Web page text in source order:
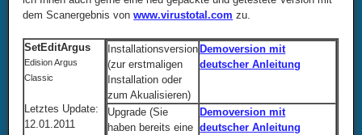
dem Scanergebnis vonwww.virustotal.com zu.
SetEditArgus
Edision Argus
Classic
Letztes Update:
12.01.2011
Installationsversion
(zur erstmaligen
Installation oder
zum Akualisieren)
Demoversion mit
deutscher Anleitung
Upgrade (Sie
haben bereits eine
Demoversion mit
deutscher Anleitung